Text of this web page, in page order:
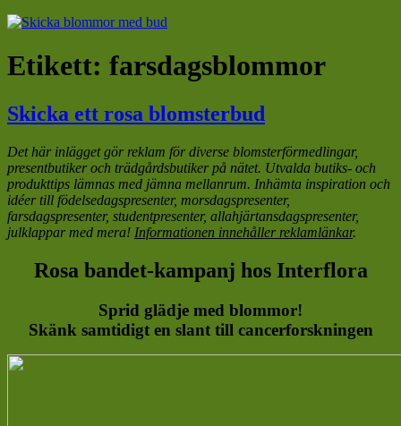
Etikett: farsdagsblommor
Skicka ett rosa blomsterbud
Det här inlägget gör reklam för diverse blomsterförmedlingar,
presentbutiker och trädgårdsbutiker på nätet. Utvalda butiks- och
produkttips lämnas med jämna mellanrum. Inhämta inspiration och
idéer till födelsedagspresenter, morsdagspresenter,
farsdagspresenter, studentpresenter, allahjärtansdagspresenter,
julklappar med mera! Informationen innehåller reklamlänkar.
Rosa bandet-kampanj hos Interflora
Sprid glädje med blommor!
Skänk samtidigt en slant till cancerforskningen